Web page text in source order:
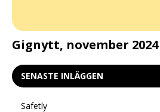
Gignytt, november 2024
SENASTE INLÄGGEN
Safetly